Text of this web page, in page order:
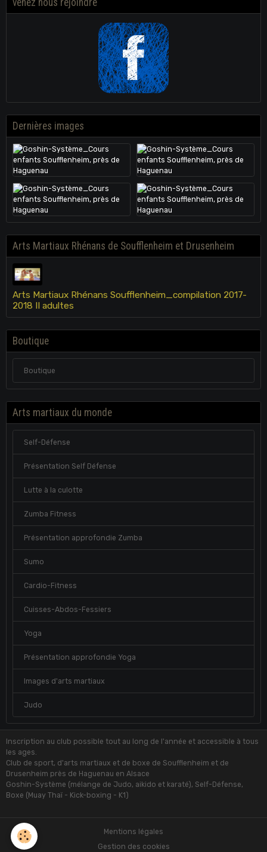
Dernières images
Arts Martiaux Rhénans de Soufflenheim et Drusenheim
Arts Martiaux Rhénans Soufflenheim_compilation 2017-
2018 II adultes
Boutique
Boutique
Arts martiaux du monde
Self-Défense
Présentation Self Défense
Lutte à la culotte
Zumba Fitness
Présentation approfondie Zumba
Sumo
Cardio-Fitness
Cuisses-Abdos-Fessiers
Yoga
Présentation approfondie Yoga
Images d'arts martiaux
Judo
Inscription au club possible tout au long de l'année et accessible à tous
les ages.
Club de sport, d'arts martiaux et de boxe de Soufflenheim et de
Drusenheim près de Haguenau en Alsace
Goshin-Système (mélange de Judo, aikido et karaté), Self-Défense,
Boxe (Muay Thaï - Kick-boxing - K1)
Mentions légales
Gestion des cookies